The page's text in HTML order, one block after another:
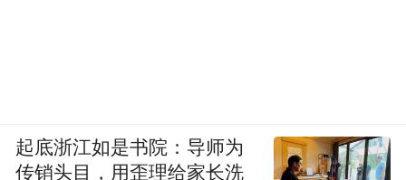
起底浙江如是书院：导师为
传销头目，用歪理给家长洗